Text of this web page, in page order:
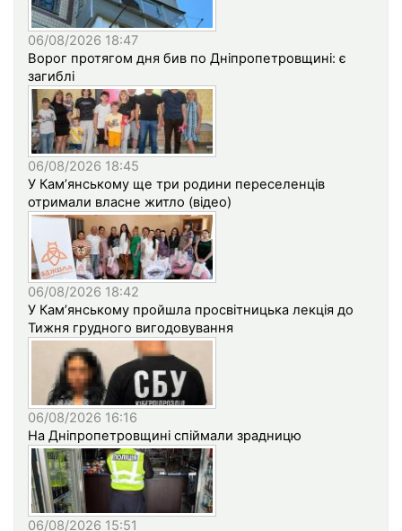
06/08/2026 18:47
Ворог протягом дня бив по Дніпропетровщині: є
загиблі
06/08/2026 18:45
У Кам’янському ще три родини переселенців
отримали власне житло (відео)
06/08/2026 18:42
У Кам’янському пройшла просвітницька лекція до
Тижня грудного вигодовування
06/08/2026 16:16
На Дніпропетровщині спіймали зрадницю
06/08/2026 15:51